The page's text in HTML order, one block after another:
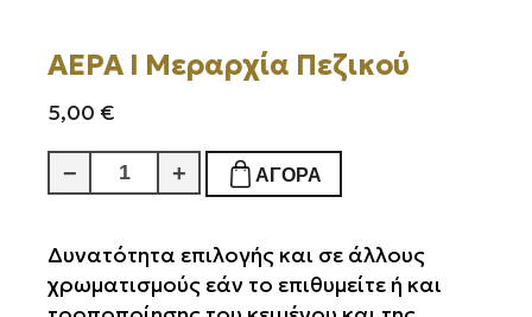
ΑΕΡΑ Ι Μεραρχία Πεζικού
5,00 €
−
Ι
Πεζικού
ποσότητα
+ ΑΓΟΡΆ
Δυνατότητα επιλογής και σε άλλους
χρωματισμούς εάν το επιθυμείτε ή και